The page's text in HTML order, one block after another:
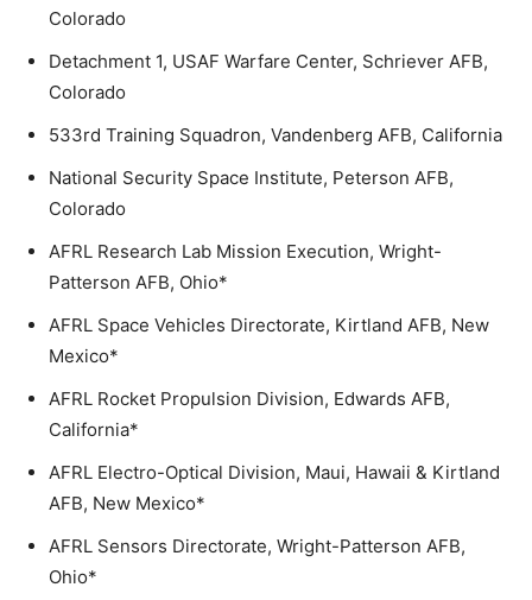
Colorado
Detachment 1, USAF Warfare Center, Schriever AFB,
Colorado
533rd Training Squadron, Vandenberg AFB, California
National Security Space Institute, Peterson AFB,
Colorado
AFRL Research Lab Mission Execution, Wright-
Patterson AFB, Ohio*
AFRL Space Vehicles Directorate, Kirtland AFB, New
Mexico*
AFRL Rocket Propulsion Division, Edwards AFB,
California*
AFRL Electro-Optical Division, Maui, Hawaii & Kirtland
AFB, New Mexico*
AFRL Sensors Directorate, Wright-Patterson AFB,
Ohio*